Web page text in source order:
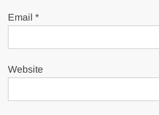
Email*
Website